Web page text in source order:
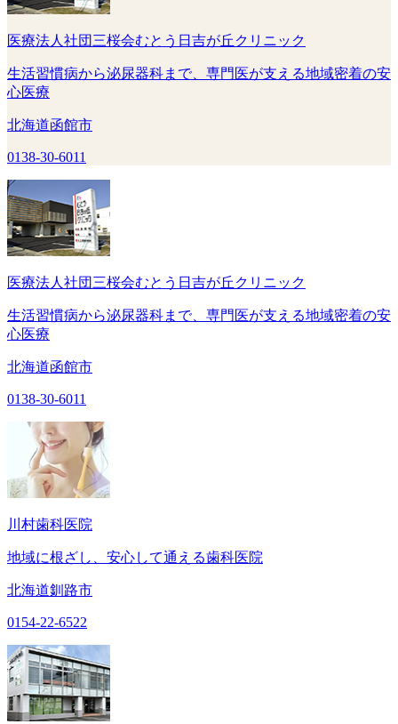
医療法人社団三桜会むとう日吉が丘クリニック
生活習慣病から泌尿器科まで、専門医が支える地域密着の安
心医療
北海道函館市
0138-30-6011
医療法人社団三桜会むとう日吉が丘クリニック
生活習慣病から泌尿器科まで、専門医が支える地域密着の安
心医療
北海道函館市
0138-30-6011
川村歯科医院
地域に根ざし、安心して通える歯科医院
北海道釧路市
0154-22-6522